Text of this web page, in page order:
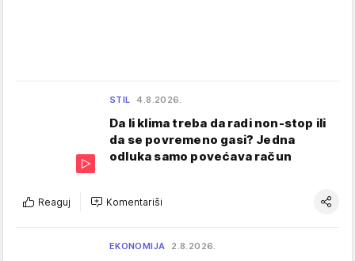
STIL 4.8.2026.
Da li klima treba da radi non-stop ili
da se povremeno gasi? Jedna
odluka samo povećava račun
Reaguj Komentariši
EKONOMIJA 2.8.2026.